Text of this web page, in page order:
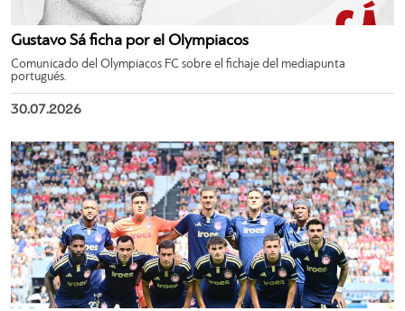
Gustavo Sá ficha por el Olympiacos
Comunicado del Olympiacos FC sobre el fichaje del mediapunta
portugués.
30.07.2026